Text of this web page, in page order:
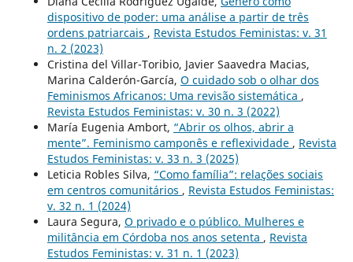
dispositivo de poder: uma análise a partir de três
ordens patriarcais , Revista Estudos Feministas: v. 31
n. 2 (2023)
Cristina del Villar-Toribio, Javier Saavedra Macias,
Marina Calderón-García, O cuidado sob o olhar dos
Feminismos Africanos: Uma revisão sistemática ,
Revista Estudos Feministas: v. 30 n. 3 (2022)
María Eugenia Ambort, “Abrir os olhos, abrir a
mente”. Feminismo camponês e reflexividade , Revista
Estudos Feministas: v. 33 n. 3 (2025)
Leticia Robles Silva, “Como família”: relações sociais
em centros comunitários , Revista Estudos Feministas:
v. 32 n. 1 (2024)
Laura Segura, O privado e o público. Mulheres e
militância em Córdoba nos anos setenta , Revista
Estudos Feministas: v. 31 n. 1 (2023)